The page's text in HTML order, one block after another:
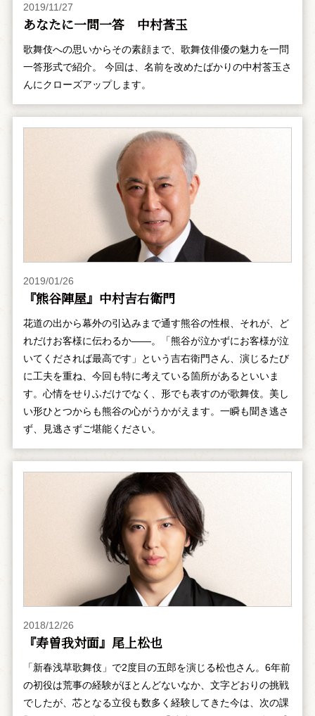
2019/11/27
あなたに一問一答 中村莟玉
歌舞伎への思いからその素顔まで、歌舞伎俳優の魅力を一問
一答形式で紹介。 今回は、名前を改めたばかりの中村莟玉さ
んにクローズアップします。
2019/01/26
『熊谷陣屋』中村吉右衛門
花道の出から幕外の引込みまで通す熊谷の性根、それが、ど
れだけお客様に伝わるか――。「熊谷が泣かずにお客様が泣
いてくだされば最高です」という吉右衛門さん、演じるたび
に工夫を重ね、今回も特に考えている箇所があるといいま
す。心情をせりふだけでなく、形でも表すのが歌舞伎。美し
い形ひとつからも熊谷の心がうかがえます。一瞬も聞き逃さ
ず、見逃さずご堪能ください。
2018/12/26
『寿曽我対面』尾上松也
「新春浅草歌舞伎」で2度目の五郎を演じる松也さん。6年前
の初役は荒事の経験がほとんどないなか、文字どおりの挑戦
でしたが、芯となる立役も数多く経験してきた今は、次の課